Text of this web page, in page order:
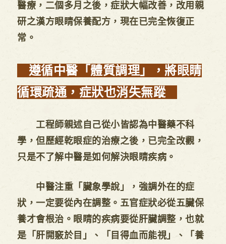
醫療，二個多月之後，症狀大幅改善，改用親
研之漢方眼睛保養配方，現在已完全恢復正
常。
遵循中醫「體質調理」，將眼睛
循環疏通，症狀也消失無蹤
工程師親述自己從小皆認為中醫藥不科
學，但歷經乾眼症的治療之後，已完全改觀，
只是不了解中醫是如何解決眼睛疾病。
中醫注重「臟象學說」，強調外在的症
狀，一定要從內在調整。五官症狀必從五臟保
養才會根治。眼睛的疾病要從肝臟調整，也就
是「肝開竅於目」、「目得血而能視」、「養